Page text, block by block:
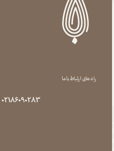
راه های ارتباط با ما